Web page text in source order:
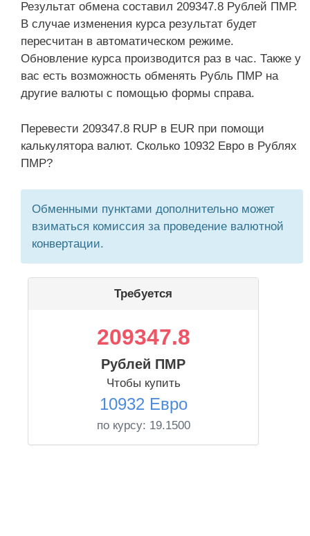
Результат обмена составил 209347.8 Рублей ПМР.
В случае изменения курса результат будет
пересчитан в автоматическом режиме.
Обновление курса производится раз в час. Также у
вас есть возможность обменять Рубль ПМР на
другие валюты с помощью формы справа.
Перевести 209347.8 RUP в EUR при помощи
калькулятора валют. Сколько 10932 Евро в Рублях
ПМР?
Обменными пунктами дополнительно может
взиматься комиссия за проведение валютной
конвертации.
Требуется
209347.8
Рублей ПМР
Чтобы купить
10932 Евро
по курсу: 19.1500